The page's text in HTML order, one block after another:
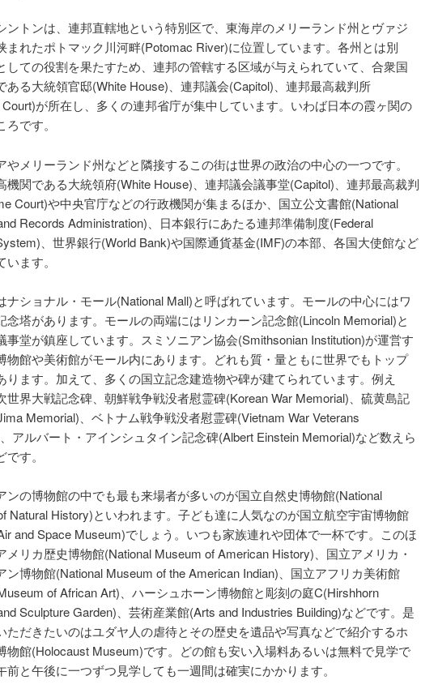
ントンは、連邦直轄地という特別区で、東海岸のメリーランド州とヴァジ
まれたポトマック川河畔(Potomac River)に位置しています。各州とは別
しての役割を果たすため、連邦の管轄する区域が与えられていて、合衆国
ある大統領官邸(White House)、連邦議会(Capitol)、連邦最高裁判所
が所在し、多くの連邦省庁が集中しています。いわば日本の霞ヶ関の
です。
やメリーランド州などと隣接するこの街は世界の政治の中心の一つです。
機関である大統領府(White House)、連邦議会議事堂(Capitol)、連邦最高裁判
Court)や中央官庁などの行政機関が集まるほか、国立公文書館(National
Records Administration)、日本銀行にあたる連邦準備制度(Federal
、世界銀行(World Bank)や国際通貨基金(IMF)の本部、各国大使館など
ます。
ナショナル・モール(National Mall)と呼ばれています。モールの中心にはワ
念塔があります。モールの両端にはリンカーン記念館(Lincoln Memorial)と
事堂が鎮座しています。スミソニアン協会(Smithsonian Institution)が運営す
物館や美術館がモール内にあります。どれも質・量ともに世界でもトップ
ります。加えて、多くの国立記念建造物や碑が建てられています。例え
世界大戦記念碑、朝鮮戦争戦没者慰霊碑(Korean War Memorial)、硫黄島記
Memorial)、ベトナム戦争戦没者慰霊碑(Vietnam War Veterans
アルバート・アインシュタイン記念碑(Albert Einstein Memorial)など数えら
す。
ンの博物館の中でも最も来場者が多いのが国立自然史博物館(National
Natural History)といわれます。子ども達に人気なのが国立航空宇宙博物館
and Space Museum)でしょう。いつも家族連れや団体で一杯です。このほ
メリカ歴史博物館(National Museum of American History)、国立アメリカ・
ン博物館(National Museum of the American Indian)、国立アフリカ美術館
of African Art)、ハーシュホーン博物館と彫刻の庭C(Hirshhorn
Sculpture Garden)、芸術産業館(Arts and Industries Building)などです。是
ただきたいのはユダヤ人の虐待とその歴史を遺品や写真などで紹介するホ
物館(Holocaust Museum)です。どの館も安い入場料あるいは無料で見学で
前と午後に一つずつ見学しても一週間は確実にかかります。